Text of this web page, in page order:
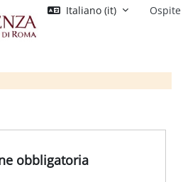
Italiano ‎(it)‎ Ospite
obbligatoria